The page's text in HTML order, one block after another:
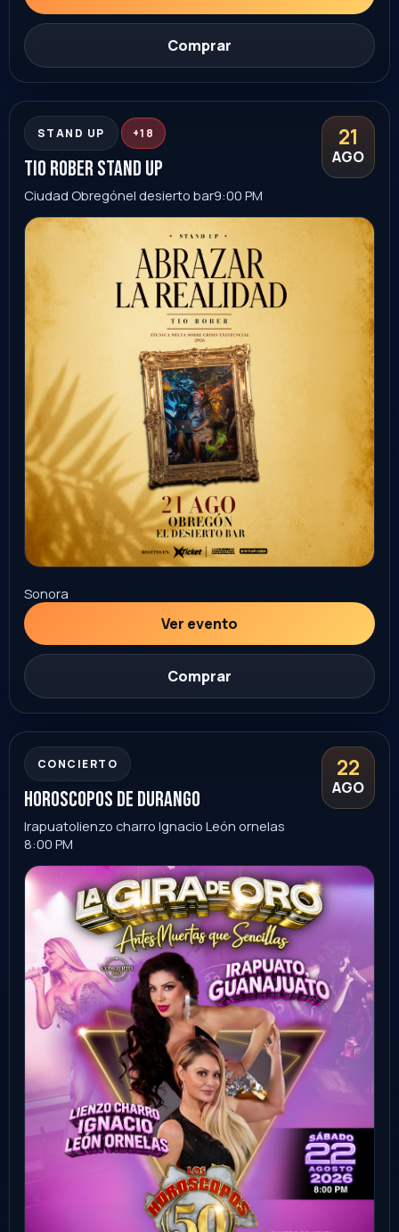
Guanajuato
Ver evento
Comprar
STAND UP +18
tiorober stand up
Hermosillo London Pub9:00 PM
AGO
Ver evento
Comprar
FAMILIAR
Homenaje Alejandro Sanz
HermosilloAuditorio INAM Hermosillo7:00 PM
27